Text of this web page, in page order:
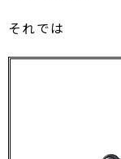
それでは